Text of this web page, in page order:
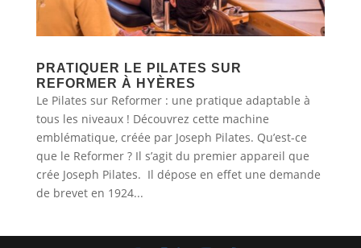
PRATIQUER LE PILATES SUR
REFORMER À HYÈRES
Le Pilates sur Reformer : une pratique adaptable à
tous les niveaux ! Découvrez cette machine
emblématique, créée par Joseph Pilates. Qu’est-ce
que le Reformer ? Il s’agit du premier appareil que
crée Joseph Pilates. Il dépose en effet une demande
de brevet en 1924...